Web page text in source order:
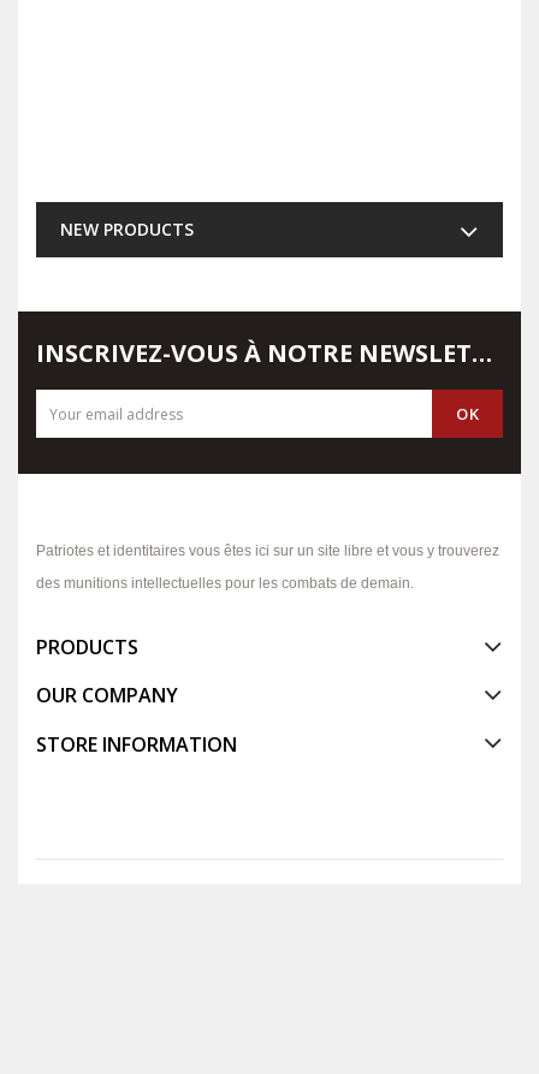
NEW PRODUCTS
INSCRIVEZ-VOUS À NOTRE NEWSLETTER
Patriotes et identitaires vous êtes ici sur un site libre et vous y trouverez
des munitions intellectuelles pour les combats de demain.
PRODUCTS
OUR COMPANY
STORE INFORMATION